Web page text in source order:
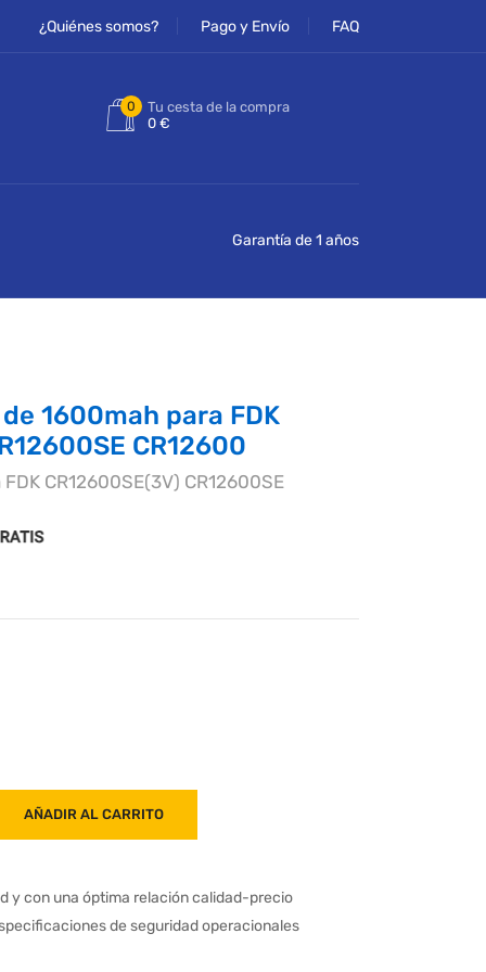
¿Quiénes somos? Pago y Envío FAQ
0
Tu cesta de la compra
0 €
Garantía de 1 años
1600mah para FDK
CR12600
CR12600SE(3V) CR12600SE
AÑADIR AL CARRITO
y con una óptima relación calidad-precio
de seguridad operacionales